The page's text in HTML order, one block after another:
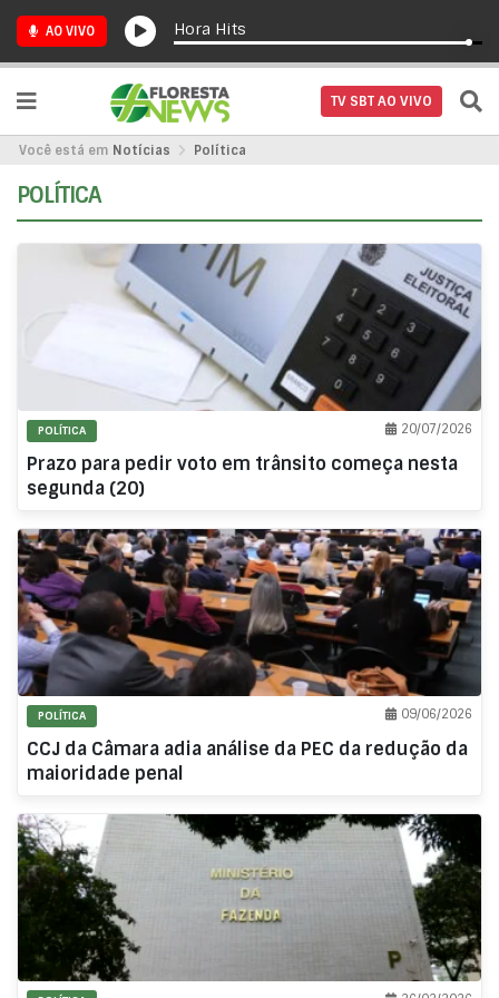
AO VIVO Hora Hits
TV SBT AO VIVO
Você está em Notícias Política
POLÍTICA
20/07/2026
POLÍTICA
Prazo para pedir voto em trânsito começa nesta
segunda (20)
09/06/2026
POLÍTICA
CCJ da Câmara adia análise da PEC da redução da
maioridade penal